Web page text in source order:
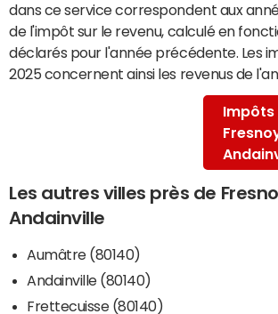
dans ce service correspondent aux
de l'impôt sur le revenu, calculé en
déclarés pour l'année précédente. Les
2025 concernent ainsi les revenus de
Impôts
Les autres villes près de
Andainville
Aumâtre (80140)
Andainville (80140)
Frettecuisse (80140)